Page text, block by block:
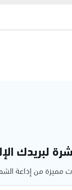
لبريدك
مميزة من إذاعة